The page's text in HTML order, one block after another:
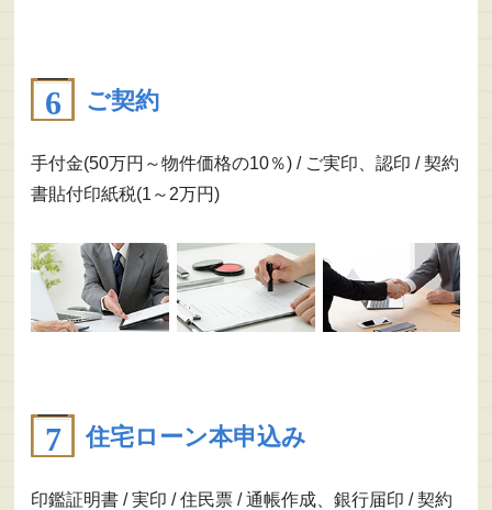
ご契約
手付金(50万円～物件価格の10％) / ご実印、認印 / 契約
書貼付印紙税(1～2万円)
住宅ローン本申込み
印鑑証明書 / 実印 / 住民票 / 通帳作成、銀行届印 / 契約